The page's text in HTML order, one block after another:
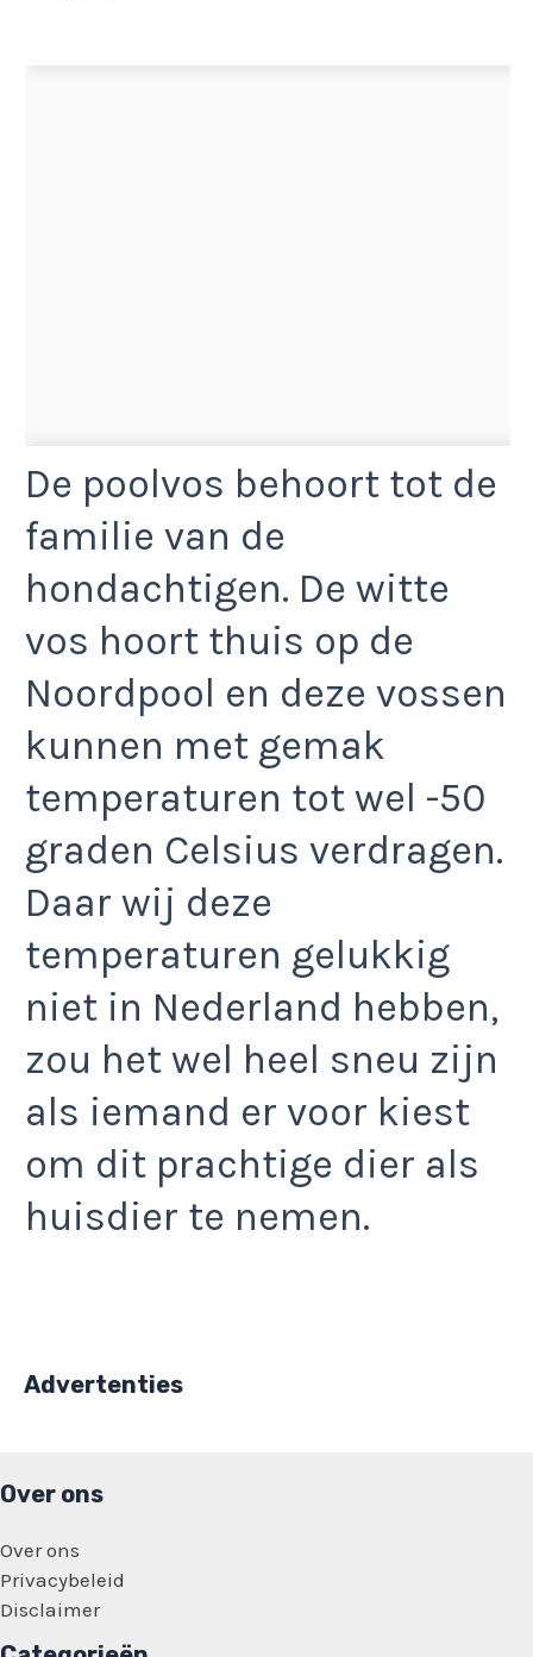
De poolvos behoort tot de
familie van de
hondachtigen. De witte
vos hoort thuis op de
Noordpool en deze vossen
kunnen met gemak
temperaturen tot wel -50
graden Celsius verdragen.
Daar wij deze
temperaturen gelukkig
niet in Nederland hebben,
zou het wel heel sneu zijn
als iemand er voor kiest
om dit prachtige dier als
huisdier te nemen.
Advertenties
Over ons
Over ons
Privacybeleid
Disclaimer